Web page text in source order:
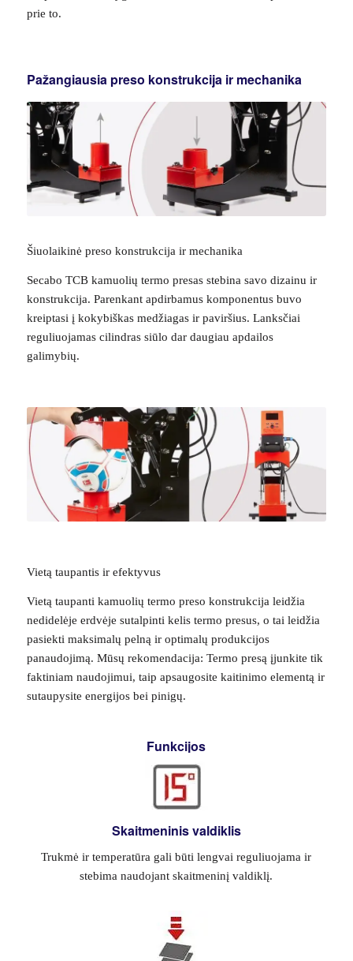
prie to.
Pažangiausia preso konstrukcija ir mechanika
Šiuolaikinė preso konstrukcija ir mechanika
Secabo TCB kamuolių termo presas stebina savo dizainu ir
konstrukcija. Parenkant apdirbamus komponentus buvo
kreiptasi į kokybiškas medžiagas ir paviršius. Lanksčiai
reguliuojamas cilindras siūlo dar daugiau apdailos
galimybių.
Vietą taupantis ir efektyvus
Vietą taupanti kamuolių termo preso konstrukcija leidžia
nedidelėje erdvėje sutalpinti kelis termo presus, o tai leidžia
pasiekti maksimalų pelną ir optimalų produkcijos
panaudojimą. Mūsų rekomendacija: Termo presą įjunkite tik
faktiniam naudojimui, taip apsaugosite kaitinimo elementą ir
sutaupysite energijos bei pinigų.
Funkcijos
Skaitmeninis valdiklis
Trukmė ir temperatūra gali būti lengvai reguliuojama ir
stebima naudojant skaitmeninį valdiklį.